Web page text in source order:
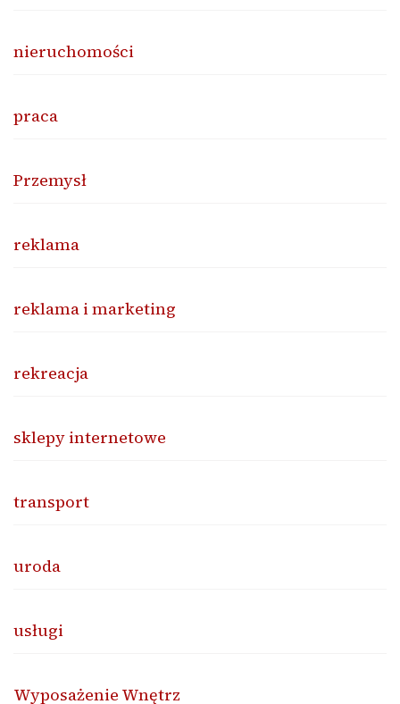
nieruchomości
praca
Przemysł
reklama
reklama i marketing
rekreacja
sklepy internetowe
transport
uroda
usługi
Wyposażenie Wnętrz